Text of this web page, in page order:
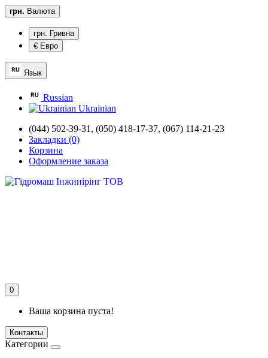
грн. Валюта
грн. Гривна
€ Евро
Язык
Russian
Ukrainian
(044) 502-39-31, (050) 418-17-37, (067) 114-21-23
Закладки (0)
Корзина
Оформление заказа
0
Ваша корзина пуста!
Контакты
Категории